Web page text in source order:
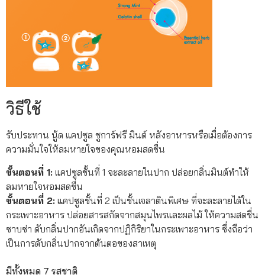
วิธีใช้
รับประทาน นู้ด แคปซูล ชูการ์ฟรี มินต์ หลังอาหารหรือเมื่อต้องการ
ความมั่นใจให้ลมหายใจของคุณหอมสดชื่น
ขั้นตอนที่ 1: แคปซูลชั้นที่ 1 จะละลายในปาก ปล่อยกลิ่นมินต์ทำให้
ลมหายใจหอมสดชื่น
ขั้นตอนที่ 2: แคปซูลชั้นที่ 2 เป็นชั้นเจลาตินพิเศษ ที่จะละลายได้ใน
กระเพาะอาหาร ปล่อยสารสกัดจากสมุนไพรและผลไม้ ให้ความสดชื่น
ซาบซ่า ดับกลิ่นปากอันเกิดจากปฏิกิริยาในกระเพาะอาหาร ซึ่งถือว่า
เป็นการดับกลิ่นปากจากต้นตอของสาเหตุ
มีทั้งหมด 7 รสชาติ